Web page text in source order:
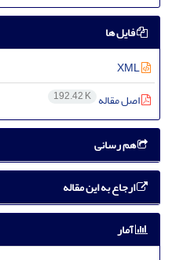
فایل ها
اصل مقاله 192.42 K
هم رسانی
ارجاع به این مقاله
آمار